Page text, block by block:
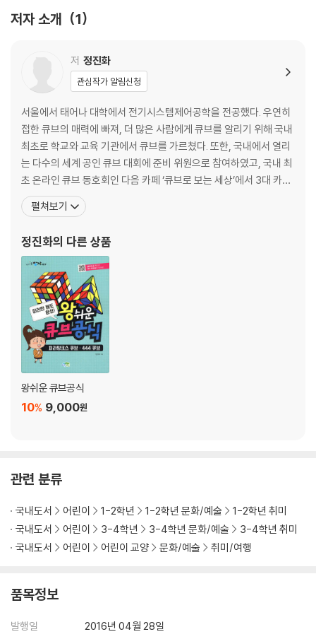
B면 회전하기
2강 흰색 십자가 맞추기(1단계)
01 어떤 블록을 어떤 위치에 놓을까?
엣지 블록을 어디로 보낼까?
02 흰색 면이 어디를 보는가?
흰색 엣지 블록이 아래쪽을 볼 때
흰색 엣지 블록이 앞쪽을 볼 때
예외적인 경우
핵심 포인트] 흰색 십자가 만들기
퀴즈] 큐브 1단계를 마스터 하라
3강 1층 완성하기(2단계)
01 가장 기초적인 기술, 트위스트 회전
알유알유 트위스트 회전
엘유엘유 트위스트 회전
02 어떤 블록을 어떤 위치에 놓을까?
맞출 블록은 어디에 있을까?
어떤 위치에 놓아야 할까?
03 흰색 면이 어디를 보는가?
흰색 면이 오른쪽을 볼 때
흰색 면이 위쪽을 볼 때
01 좀 더 빠르게 트위스트 회전 2
유엘유엘 트위스트 회전
02 어떤 블록을 어떤 위치에 놓을까?
맞출 블록은 어디에 있을까?
03 윗면이 무슨 색인가?
오른쪽 센터 블록의 색과 일치할 때
왼쪽 센터 블록의 색과 일치할 때
저자 소개 1
저 정진화
관심작가 알림신청
서울에서 태어나 대학에서 전기시스템제어공학을 전공했다. 우연히
접한 큐브의 매력에 빠져, 더 많은 사람에게 큐브를 알리기 위해 국내
최초로 학교와 교육 기관에서 큐브를 가르쳤다. 또한, 국내에서 열리
는 다수의 세계 공인 큐브 대회에 준비 위원으로 참여하였고, 국내 최
초 온라인 큐브 동호회인 다음 카페 ‘큐브로 보는 세상’에서 3대 카페
지기를 맡아 지금까지 운영해 오고 있다. YTN 뉴스 [지금은 동호인
시대], KBS [상상대결], [굿모닝 대한민국] 등에 출연하였고, 지금
간을 만들기 위해 [큐버 봄 소풍]과 같
펼쳐보기
정진화의 다른 상품
왕쉬운 큐브공식
9,000원
10%
관련 분류
국내도서 어린이 1-2학년 1-2학년 문화/예술
1-2학년 취미
국내도서
어린이 3-4학년 3-4학년 문화/예술
3-4학년 취미
국내도서
어린이 어린이 교양 문화/예술 취미/여행
품목정보
발행일
2016년 04월 28일